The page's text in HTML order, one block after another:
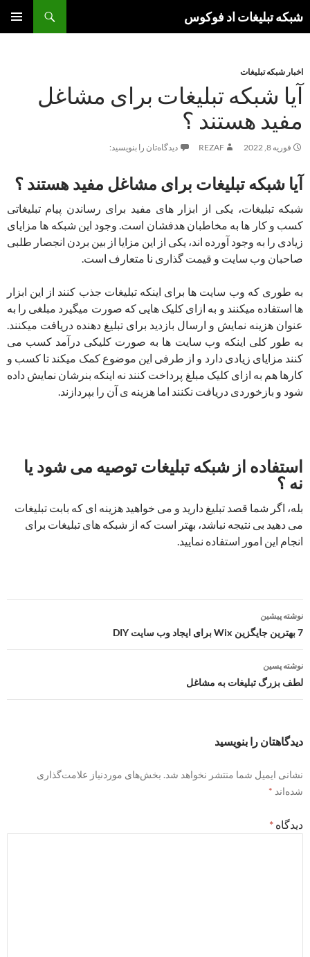
شبکه تبلیغات اد فوکوس
اخبار شبکه تبلیغات
آیا شبکه تبلیغات برای مشاغل
مفید هستند ؟
فوریه 8, 2022 REZAF دیدگاه‌تان را بنویسید:
آیا شبکه تبلیغات برای مشاغل مفید هستند ؟
شبکه تبلیغات، یکی از ابزار های مفید برای رساندن پیام تبلیغاتی
کسب و کار ها به مخاطبان هدفشان است. وجود این شبکه ها مزایای
زیادی را به وجود آورده اند، یکی از این مزایا از بین بردن انجصار طلبی
صاحبان وب سایت و قیمت گذاری نا متعارف است.
به طوری که وب سایت ها برای اینکه تبلیغات جذب کنند از این ابزار
ها استفاده میکنند و به ازای کلیک هایی که صورت میگیرد مبلغی را به
عنوان هزینه نمایش و ارسال بازدید برای تبلیغ دهنده دریافت میکنند.
به طور کلی اینکه وب سایت ها به صورت کلیکی درآمد کسب می
کنند مزایای زیادی دارد و از طرفی این موضوع کمک میکند تا کسب و
کارها هم به ازای کلیک مبلغ پرداخت کنند نه اینکه بنرشان نمایش داده
شود و بازخوردی دریافت نکنند اما هزینه ی آن را بپردازند.
استفاده از شبکه تبلیغات توصیه می شود یا
نه ؟
بله، اگر شما قصد تبلیغ دارید و می خواهید هزینه ای که بابت تبلیغات
می دهید بی نتیجه نباشد، بهتر است که از شبکه های تبلیغات برای
انجام این امور استفاده نمایید.
ناوبری
نوشته
نوشته پیشین
7 بهترین جایگزین Wix برای ایجاد وب سایت DIY
نوشته پسین
لطف بزرگ تبلیغات به مشاغل
دیدگاهتان را بنویسید
نشانی ایمیل شما منتشر نخواهد شد. بخش‌های موردنیاز علامت‌گذاری
شده‌اند *
دیدگاه *